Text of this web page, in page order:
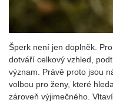
Šperk není jen doplněk.
dotváří celkový vzhled,
význam. Právě proto jsou
volbou pro ženy, které
zároveň výjimečného.